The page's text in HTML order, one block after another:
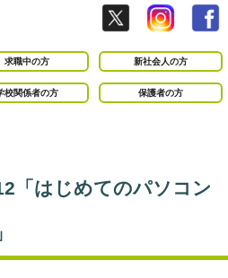
求職中の方 新社会人の方
校関係者の方 保護者の方
「はじめてのパソコン